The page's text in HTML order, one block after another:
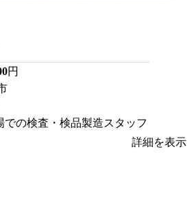
円
での検査・検品製造スタッフ
詳細を表示